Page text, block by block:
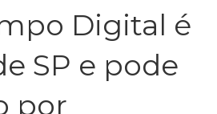
Digital é
SP e pode
por